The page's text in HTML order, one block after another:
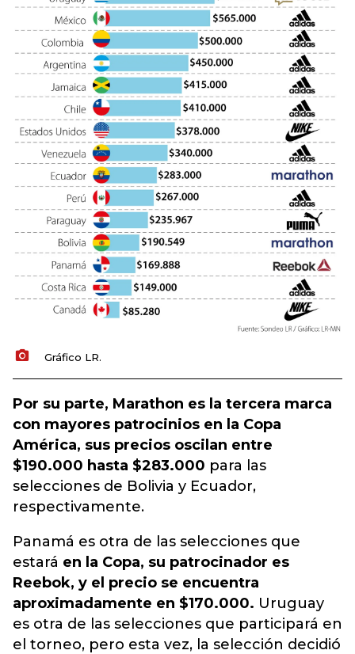
Gráfico LR.
Por su parte, Marathon es la tercera marca
con mayores patrocinios en la Copa
América, sus precios oscilan entre
$190.000 hasta $283.000 para las
selecciones de Bolivia y Ecuador,
respectivamente.
Panamá es otra de las selecciones que
estará en la Copa, su patrocinador es
Reebok, y el precio se encuentra
aproximadamente en $170.000. Uruguay
es otra de las selecciones que participará en
el torneo, pero esta vez, la selección decidió